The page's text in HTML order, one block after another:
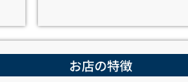
お店の特徴